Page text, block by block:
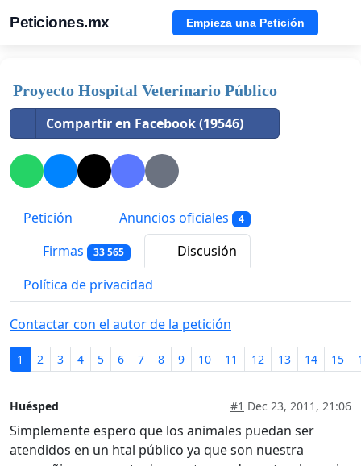
Peticiones.mx Empieza una Petición
Proyecto Hospital Veterinario Público
Compartir en Facebook (19546)
Petición Anuncios oficiales 4
Firmas 33 565
Discusión
Política de privacidad
Contactar con el autor de la petición
1 2 3 4 5 6 7 8 9 10 11 12 13 14 15
Huésped #1 Dec 23, 2011, 21:06
Simplemente espero que los animales puedan ser
atendidos en un htal público ya que son nuestra